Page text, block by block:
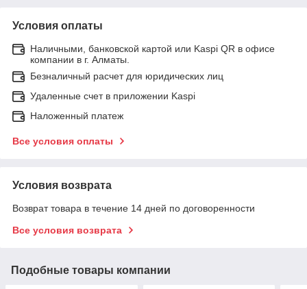
Условия оплаты
Наличными, банковской картой или Kaspi QR в офисе
компании в г. Алматы.
Безналичный расчет для юридических лиц
Удаленные счет в приложении Kaspi
Наложенный платеж
Все условия оплаты
Условия возврата
Возврат товара в течение 14 дней по договоренности
Все условия возврата
Подобные товары компании